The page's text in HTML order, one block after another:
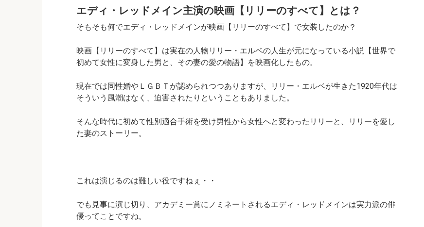
エディ・レッドメイン主演の映画【リリーのすべて】とは？
そもそも何でエディ・レッドメインが映画【リリーのすべて】で女装したのか？
映画【リリーのすべて】は実在の人物リリー・エルベの人生が元になっている小説【世界で
初めて女性に変身した男と、その妻の愛の物語】を映画化したもの。
現在では同性婚やＬＧＢＴが認められつつありますが、リリー・エルベが生きた1920年代は
そういう風潮はなく、迫害されたりということもありました。
そんな時代に初めて性別適合手術を受け男性から女性へと変わったリリーと、リリーを愛し
た妻のストーリー。
これは演じるのは難しい役ですねぇ・・
でも見事に演じ切り、アカデミー賞にノミネートされるエディ・レッドメインは実力派の俳
優ってことですね。